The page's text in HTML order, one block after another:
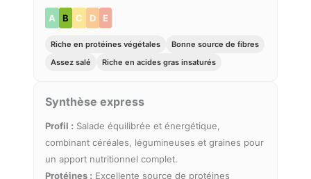
A B C D E
Riche en protéines végétales
Bonne source de fibres
Assez salé
Riche en acides gras insaturés
Synthèse express
Profil : Salade équilibrée et énergétique,
combinant céréales, légumineuses et graines pour
un apport nutritionnel complet.
Protéines : Excellente source de protéines